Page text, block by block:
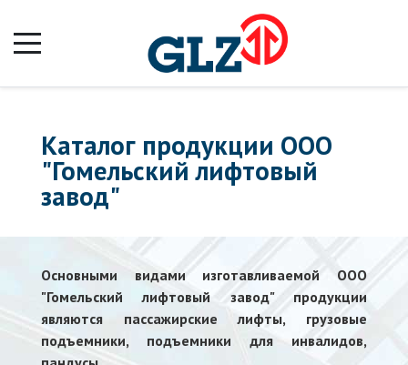
Каталог продукции ООО
"Гомельский лифтовый
завод"
Основными видами изготавливаемой ООО
"Гомельский лифтовый завод" продукции
являются пассажирские лифты, грузовые
подъемники, подъемники для инвалидов,